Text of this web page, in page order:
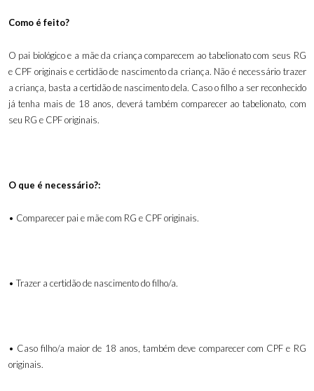
Como é feito?
O pai biológico e a mãe da criança comparecem ao tabelionato com seus RG
e CPF originais e certidão de nascimento da criança. Não é necessário trazer
a criança, basta a certidão de nascimento dela. Caso o filho a ser reconhecido
já tenha mais de 18 anos, deverá também comparecer ao tabelionato, com
seu RG e CPF originais.
O que é necessário?:
• Comparecer pai e mãe com RG e CPF originais.
• Trazer a certidão de nascimento do filho/a.
• Caso filho/a maior de 18 anos, também deve comparecer com CPF e RG
originais.